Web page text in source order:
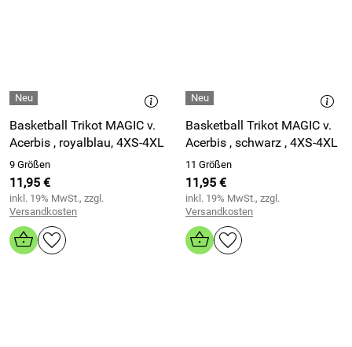
Basketball Trikot MAGIC v.
Acerbis , royalblau, 4XS-4XL
9 Größen
11,95 €
inkl. 19% MwSt., zzgl.
Versandkosten
Basketball Trikot MAGIC v.
Acerbis , schwarz , 4XS-4XL
11 Größen
11,95 €
inkl. 19% MwSt., zzgl.
Versandkosten